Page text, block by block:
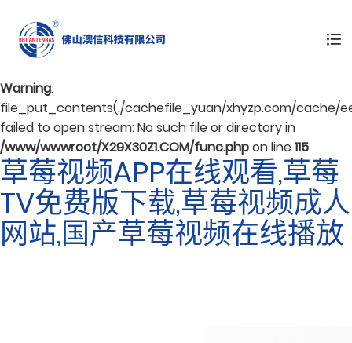
Warning: mkdir(): No space left on device in
/www/wwwroot/X29X30Z1.COM/func.php
Warning:
file_put_contents(./cachefile_yuan/xhyzp.com/cache/
failed to open stream: No such file or directory in
/www/wwwroot/X29X30Z1.COM/func.phpon line115
草莓视频APP在线观看,草莓
TV免费版下载,草莓视频成人
网站,国产草莓视频在线播放